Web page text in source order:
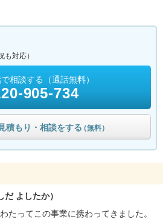
対応）
相談する（通話無料）
905-734
積もり・相談をする（無料）
よしたか）
たってこの事業に携わってきました。